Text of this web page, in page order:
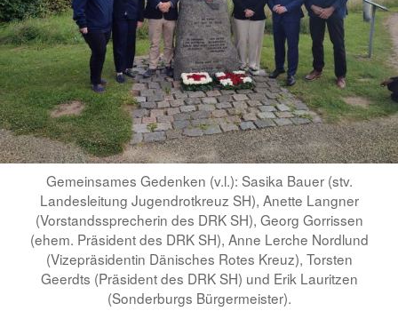
Gemeinsames Gedenken (v.l.): Sasika Bauer (stv.
Landesleitung Jugendrotkreuz SH), Anette Langner
(Vorstandssprecherin des DRK SH), Georg Gorrissen
(ehem. Präsident des DRK SH), Anne Lerche Nordlund
(Vizepräsidentin Dänisches Rotes Kreuz), Torsten
Geerdts (Präsident des DRK SH) und Erik Lauritzen
(Sonderburgs Bürgermeister).